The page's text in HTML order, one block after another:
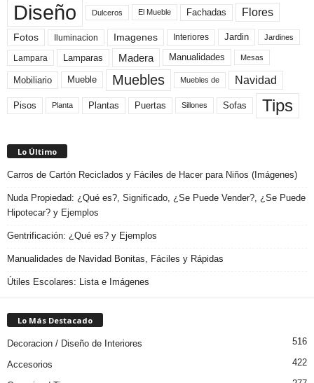
Diseño Dulceros El Mueble Fachadas Flores
Fotos Iluminacion Imagenes Interiores Jardin Jardines
Lampara Lamparas Madera Manualidades Mesas
Mobiliario Mueble Muebles Muebles de Navidad
Pisos Planta Plantas Puertas Sillones Sofas Tips
Lo Último
Carros de Cartón Reciclados y Fáciles de Hacer para Niños (Imágenes)
Nuda Propiedad: ¿Qué es?, Significado, ¿Se Puede Vender?, ¿Se Puede
Hipotecar? y Ejemplos
Gentrificación: ¿Qué es? y Ejemplos
Manualidades de Navidad Bonitas, Fáciles y Rápidas
Útiles Escolares: Lista e Imágenes
Lo Más Destacado
Decoracion / Diseño de Interiores 516
Accesorios 422